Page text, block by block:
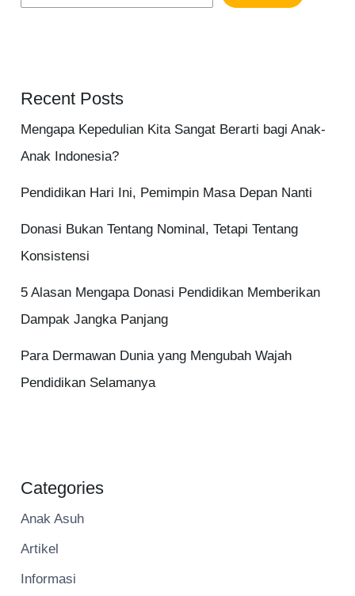
Recent Posts
Mengapa Kepedulian Kita Sangat Berarti bagi Anak-
Anak Indonesia?
Pendidikan Hari Ini, Pemimpin Masa Depan Nanti
Donasi Bukan Tentang Nominal, Tetapi Tentang
Konsistensi
5 Alasan Mengapa Donasi Pendidikan Memberikan
Dampak Jangka Panjang
Para Dermawan Dunia yang Mengubah Wajah
Pendidikan Selamanya
Categories
Anak Asuh
Artikel
Informasi